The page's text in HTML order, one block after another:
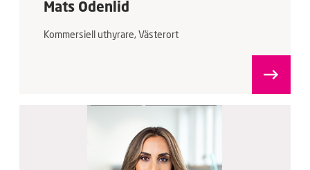
Mats Odenlid
Kommersiell uthyrare, Västerort